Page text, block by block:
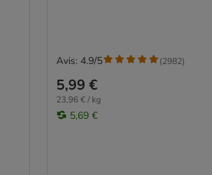
5,99 €
23,96 € / kg
5,69 €
Avis: 4.9/5 (2982)